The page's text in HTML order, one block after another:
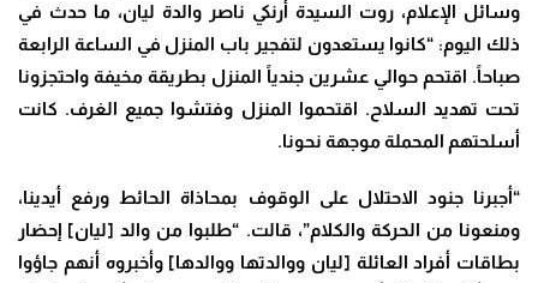
وسائل الإعلام، روت السيدة أرنكي ناصر والدة ليان، ما حدث في
ذلك اليوم: “كانوا يستعدون لتفجير باب المنزل في الساعة الرابعة
صباحاً. اقتحم حوالي عشرين جندياً المنزل بطريقة مخيفة واحتجزونا
تحت تهديد السلاح. اقتحموا المنزل وفتشوا جميع الغرف. كانت
أسلحتهم المحملة موجهة نحونا.
“أجبرنا جنود الاحتلال على الوقوف بمحاذاة الحائط ورفع أيدينا،
ومنعونا من الحركة والكلام”، قالت. “طلبوا من والد [ليان] إحضار
بطاقات أفراد العائلة [ليان ووالدتها ووالدها] وأخبروه أنهم جاؤوا